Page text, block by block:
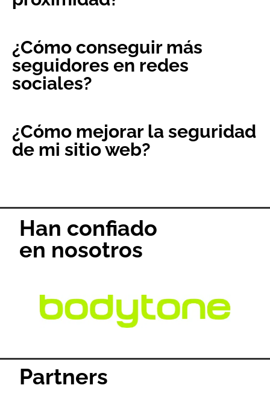
¿Cómo conseguir más
seguidores en redes
sociales?
¿Cómo mejorar la seguridad
de mi sitio web?
Han confiado
en nosotros
Partners